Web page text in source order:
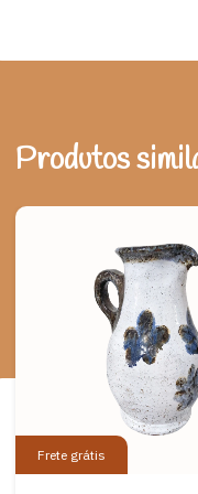
Produtos
Frete grátis